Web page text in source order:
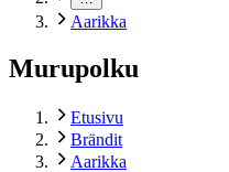
Aarikka
Murupolku
Etusivu
Brändit
Aarikka